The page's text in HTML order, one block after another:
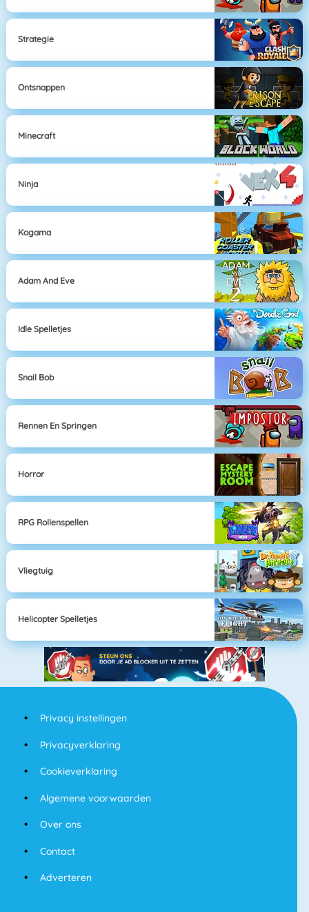
Strategie
Ontsnappen
Minecraft
Ninja
Kogama
Adam And Eve
Idle Spelletjes
Snail Bob
Rennen En Springen
Horror
RPG Rollenspellen
Vliegtuig
Helicopter Spelletjes
Privacy instellingen
Privacyverklaring
Cookieverklaring
Algemene voorwaarden
Over ons
Contact
Adverteren